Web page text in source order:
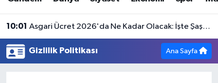
10:01 Asgari Ücret 2026'da Ne Kadar Olacak: İşte Şaşırtan Rakam
Gizlilik Politikası Ana Sayfa